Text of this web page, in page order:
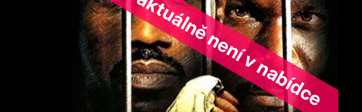
Pořad aktuálně není v nabídce